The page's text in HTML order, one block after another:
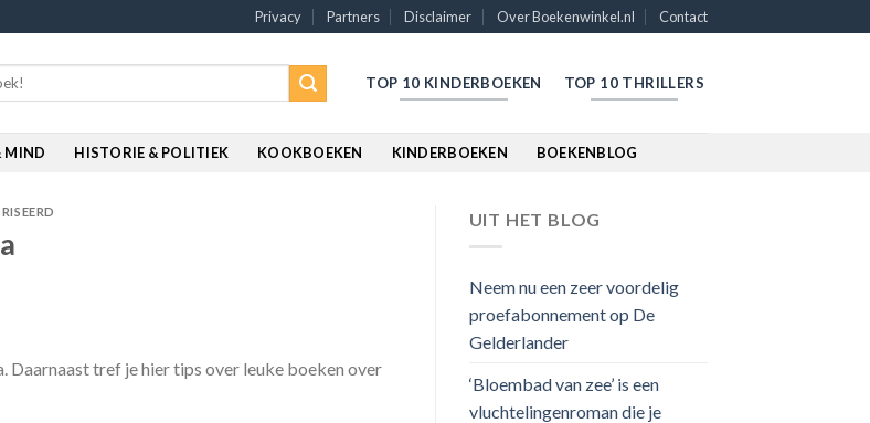
Privacy Partners Disclaimer Over Boekenwinkel.nl Contact
TOP 10 KINDERBOEKEN TOP 10 THRILLERS
MIND HISTORIE & POLITIEK KOOKBOEKEN KINDERBOEKEN BOEKENBLOG
tref je hier tips over leuke boeken over
UIT HET BLOG
Neem nu een zeer voordelig
proefabonnement op De
Gelderlander
‘Bloembad van zee’ is een
vluchtelingenroman die je